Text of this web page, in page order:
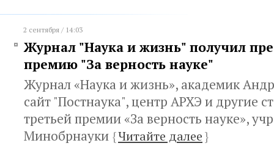
2 сентября / 14:03
Журнал "Наука и жизнь" получил
премию "За верность науке"
Журнал «Наука и жизнь», академик
сайт "Постнаука", центр АРХЭ и другие
третьей премии «За верность науке»,
Минобрнауки {Читайте далее}